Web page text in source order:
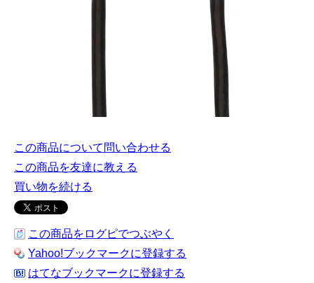
この商品について問い合わせる
この商品を友達に教える
買い物を続ける
この商品をログピでつぶやく
Yahoo!ブックマークに登録する
はてなブックマークに登録する